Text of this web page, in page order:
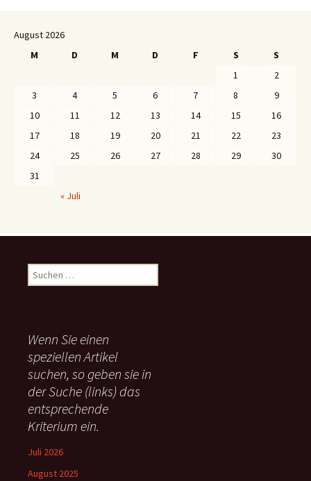
August 2026
M
D M D F S
S
1
2
3
4 5 6 7 8
9
10
11 12 13 14 15
16
17
18 19 20 21 22
23
24
25 26 27 28 29
30
31
« Juli
u
n
n
a
c
:
Wenn Sie einen
speziellen Artikel
suchen, so geben sie in
der Suche (links) das
entsprechende
Kriterium ein.
Juli 2026
August 2025